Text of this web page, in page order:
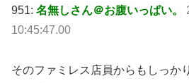
951: 名無しさん＠お腹いっぱい。
10:45:47.00
そのファミレス店員からもしっか